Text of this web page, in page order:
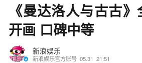
《曼达洛人与古古
开画 口碑中等
新浪娱乐
新浪娱乐官方账号 05.31 21:51